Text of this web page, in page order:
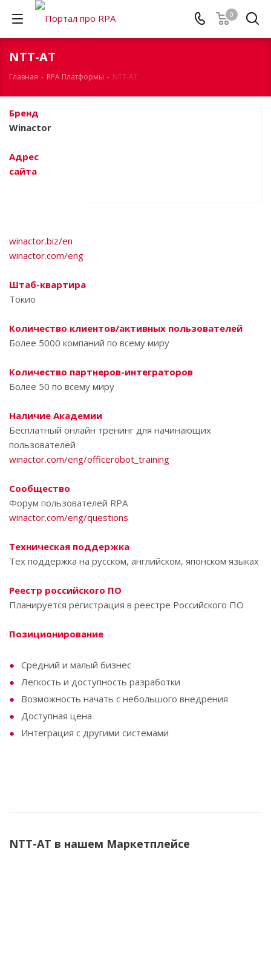
0
NTT-AT
Главная - RPA Платформы - NTT-AT
Бренд
Winactor
Адрес
сайта
winactor.biz/en
winactor.com/eng
Штаб-квартира
Токио
Количество клиентов/активных пользователей
Более 5000 компаний по всему миру
Количество партнеров-интеграторов
Более 50 по всему миру
Наличие Академии
Бесплатный онлайн тренинг для начинающих
пользователей
winactor.com/eng/officerobot_training
Сообщество
Форум пользователей RPA
winactor.com/eng/questions
Техническая поддержка
Тех поддержка на русском, английском, японском языках
Реестр российского ПО
Планируется регистрация в реестре Российского ПО
Позиционирование
Средний и малый бизнес
Легкость и доступность разработки
Возможность начать с небольшого внедрения
Доступная цена
Интеграция с другими системами
NTT-AT в нашем Маркетплейсе